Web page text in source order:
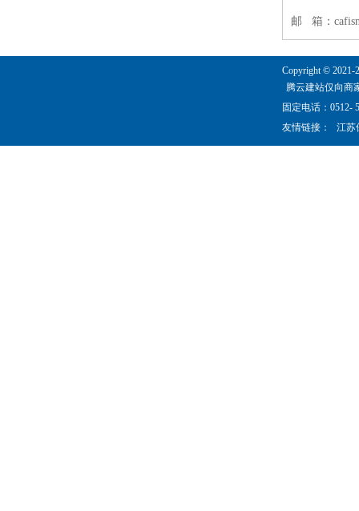
邮 箱：
Copyright © 2021-
腾云建站仅向商
固定电话：0512-
友情链接：
江苏